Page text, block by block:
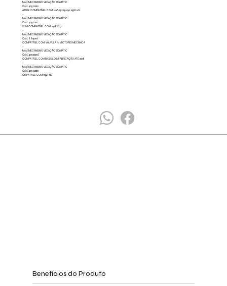
Mod. MECANISMO VEDAÇÃO SIGMATIC
Cód. 40502210
ATUAL COMPATÍVEL COM: 1626,1190,1191, 1196, 1197 E 1162
-
Mod. MECANISMO VEDAÇÃO SIGMATIC
Cód. 40512210
SLIM COMPATÍVEL COM: 1192 E 1627
-
Mod. MECANISMO VEDAÇÃO SIGMATIC
Cód. 88910116
COMPATÍVEL COM: VÁLVULA P/ MICTÓRIO MECÂNICA
-
Mod. MECANISMO VEDAÇÃO SIGMATIC
Cód. 40522210]
COMPATÍVEL COM MODELOS: FABRICAÇÃO ATÉ 2018
-
Mod. MECANISMO VEDAÇÃO SIGMATIC
Cód. 40562210
OMPATÍVEL COM: 1194 PNE
Benefícios do Produto